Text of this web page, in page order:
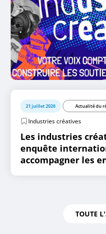
21 juillet 2026 Actualité du
Industries créatives
Les industries
enquête
accompagner les
TOUTE